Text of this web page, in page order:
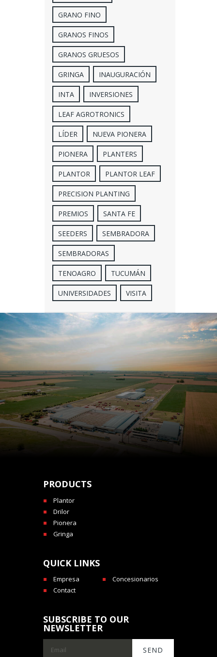
GRANO FINO
GRANOS FINOS
GRANOS GRUESOS
GRINGA INAUGURACIÓN
INTA INVERSIONES
LEAF AGROTRONICS
LÍDER NUEVA PIONERA
PIONERA PLANTERS
PLANTOR PLANTOR LEAF
PRECISION PLANTING
PREMIOS SANTA FE
SEEDERS SEMBRADORA
SEMBRADORAS
TENOAGRO TUCUMÁN
UNIVERSIDADES VISITA
PRODUCTS
Plantor
Drilor
Pionera
Gringa
QUICK LINKS
Empresa
Concesionarios
Contact
SUBSCRIBE TO OUR
NEWSLETTER